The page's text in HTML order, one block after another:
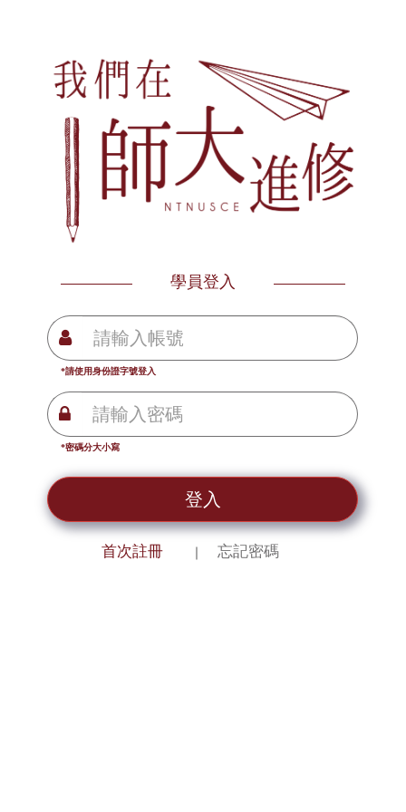
學員登入
*請使用身份證字號登入
*密碼分大小寫
登入
首次註冊 忘記密碼